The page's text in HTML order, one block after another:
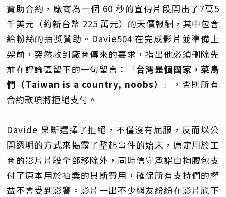
贊助合約，廠商為一個 60 秒的宣傳片段開出了7萬5
千美元（約新台幣 225 萬元）的天價報酬，其中包含
給粉絲的抽獎贊助。Davie504 在完成影片並準備上
架前，突然收到廠商傳來的要求，指出他必須刪除先
前在評論區留下的一句留言：「台灣是個國家，菜鳥
們（Taiwan is a country, noobs）
」，否則所有
合約款項將拒絕支付。
Davide 果斷選擇了拒絕，不僅沒有屈服，反而以公
開透明的方式來揭露了整起事件的始末，原定用於工
商的影片片段全部移除外，同時信守承諾自掏腰包支
付了原本用於抽獎的貝斯費用，確保所有支持們的權
益不會受到影響。影片一出不少網友紛紛在影片底下